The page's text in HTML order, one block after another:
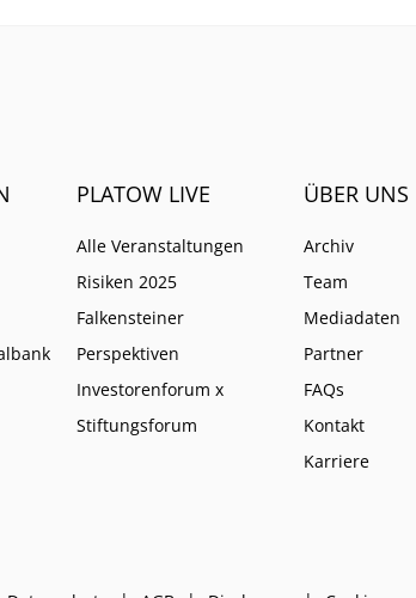
PLATOW LIVE
Alle Veranstaltungen
Risiken 2025
Falkensteiner
Perspektiven
Investorenforum x
Stiftungsforum
ÜBER UNS
Archiv
Team
Mediadaten
Partner
FAQs
Kontakt
Karriere